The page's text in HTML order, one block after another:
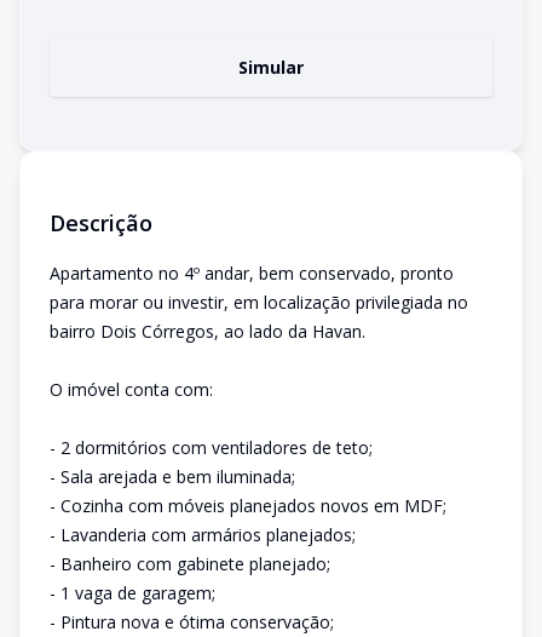
Simular
Descrição
Apartamento no 4º andar, bem conservado, pronto
para morar ou investir, em localização privilegiada no
bairro Dois Córregos, ao lado da Havan.
O imóvel conta com:
- 2 dormitórios com ventiladores de teto;
- Sala arejada e bem iluminada;
- Cozinha com móveis planejados novos em MDF;
- Lavanderia com armários planejados;
- Banheiro com gabinete planejado;
- 1 vaga de garagem;
- Pintura nova e ótima conservação;